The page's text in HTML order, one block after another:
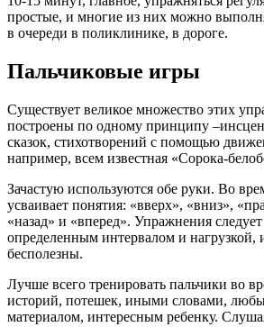
простые, и многие из них можно
в очереди в поликлинике, в дороге.
Пальчиковые игры
Существует великое множество этих
построены по одному принципу
сказок, стихотворений с помощью
например, всем известная «Сорока-
Зачастую используются обе руки. Во
усваивает понятия: «вверх», «вниз»,
«назад» и «вперед». Упражнения
определенным интервалом и нагрузкой,
бесполезны.
Лучше всего тренировать пальчики во
историй, потешек, иными словами,
материалом, интересным ребенку.